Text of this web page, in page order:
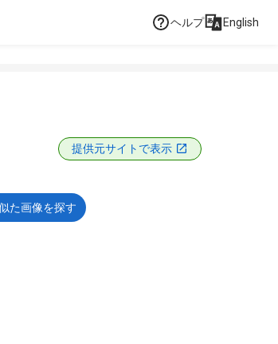
ヘルプ English
提供元サイトで表示
た画像を探す